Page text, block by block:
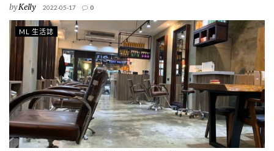
byKelly 2022-05-17 0
ML 生活誌